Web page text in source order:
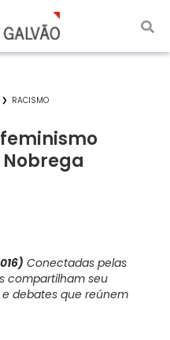
RACISMO
Conectadas pelas
compartilham seu
debates que reúnem